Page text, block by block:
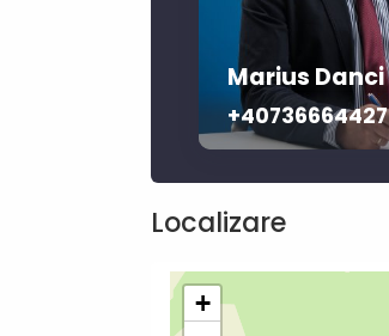
Marius Danci
+40736664427‬
Localizare
+